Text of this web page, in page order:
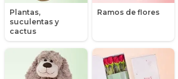
Plantas,
suculentas y
cactus
Ramos de flores
Girasoles
Globos